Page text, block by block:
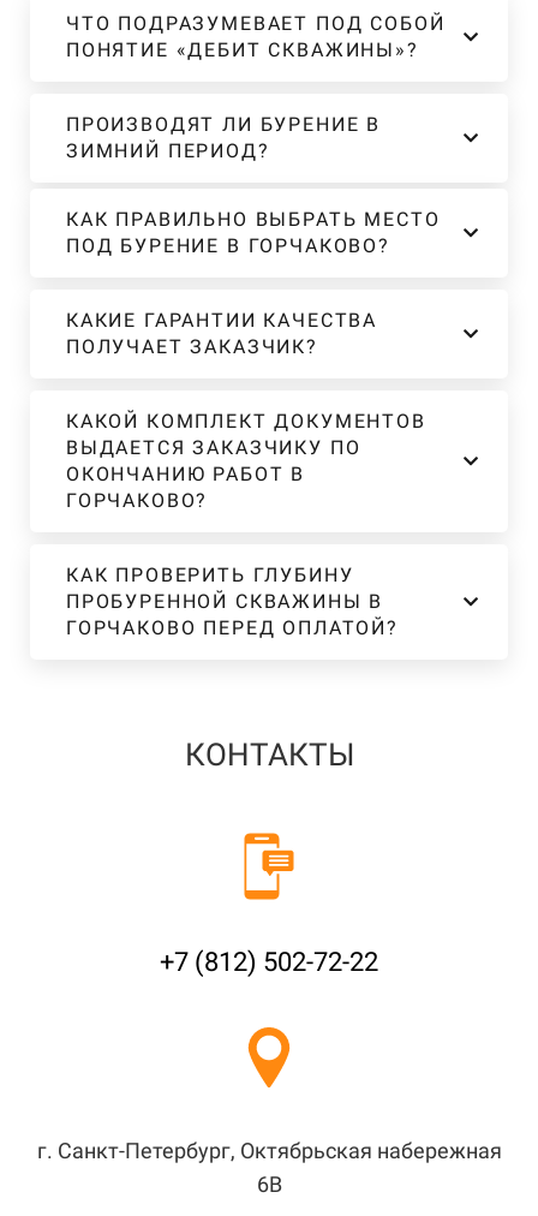
ЧТО ПОДРАЗУМЕВАЕТ ПОД СОБОЙ
ПОНЯТИЕ «ДЕБИТ СКВАЖИНЫ»?
ПРОИЗВОДЯТ ЛИ БУРЕНИЕ В
ЗИМНИЙ ПЕРИОД?
КАК ПРАВИЛЬНО ВЫБРАТЬ МЕСТО
ПОД БУРЕНИЕ В ГОРЧАКОВО?
КАКИЕ ГАРАНТИИ КАЧЕСТВА
ПОЛУЧАЕТ ЗАКАЗЧИК?
КАКОЙ КОМПЛЕКТ ДОКУМЕНТОВ
ВЫДАЕТСЯ ЗАКАЗЧИКУ ПО
ОКОНЧАНИЮ РАБОТ В
ГОРЧАКОВО?
КАК ПРОВЕРИТЬ ГЛУБИНУ
ПРОБУРЕННОЙ СКВАЖИНЫ В
ГОРЧАКОВО ПЕРЕД ОПЛАТОЙ?
КОНТАКТЫ
+7 (812) 502-72-22
г. Санкт-Петербург, Октябрьская набережная
6В